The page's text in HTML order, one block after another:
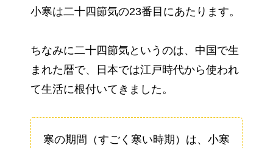
小寒は二十四節気の23番目にあたります。
ちなみに二十四節気というのは、中国で生
まれた暦で、日本では江戸時代から使われ
て生活に根付いてきました。
寒の期間（すごく寒い時期）は、小寒